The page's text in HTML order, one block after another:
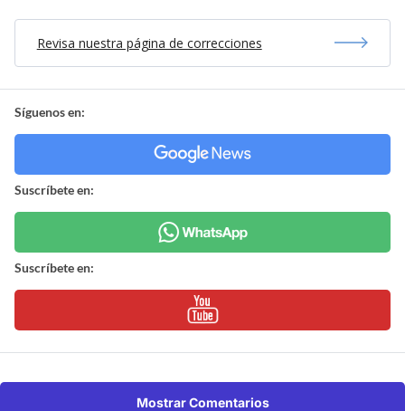
Revisa nuestra página de correcciones
Síguenos en:
Suscríbete en:
Suscríbete en:
Mostrar Comentarios